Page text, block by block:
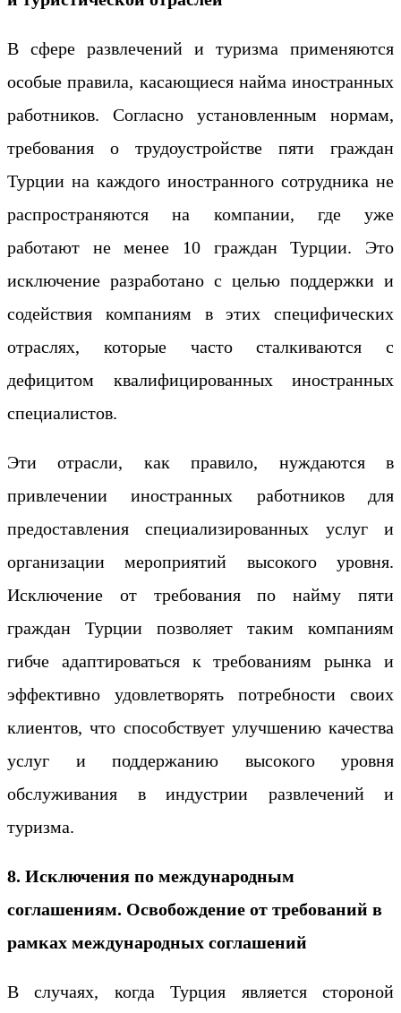
В сфере развлечений и туризма применяются
особые правила, касающиеся найма иностранных
работников. Согласно установленным нормам,
требования о трудоустройстве пяти граждан
Турции на каждого иностранного сотрудника не
распространяются на компании, где уже
работают не менее 10 граждан Турции. Это
исключение разработано с целью поддержки и
содействия компаниям в этих специфических
отраслях, которые часто сталкиваются с
дефицитом квалифицированных иностранных
специалистов.
Эти отрасли, как правило, нуждаются в
привлечении иностранных работников для
предоставления специализированных услуг и
организации мероприятий высокого уровня.
Исключение от требования по найму пяти
граждан Турции позволяет таким компаниям
гибче адаптироваться к требованиям рынка и
эффективно удовлетворять потребности своих
клиентов, что способствует улучшению качества
услуг и поддержанию высокого уровня
обслуживания в индустрии развлечений и
туризма.
8. Исключения по международным
соглашениям. Освобождение от требований в
рамках международных соглашений
В случаях, когда Турция является стороной